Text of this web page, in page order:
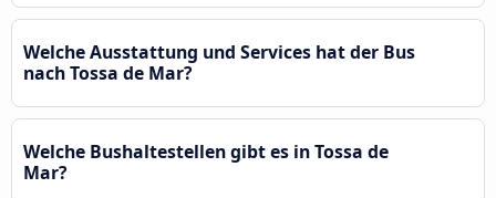
Welche Ausstattung und Services hat der Bus
nach Tossa de Mar?
Welche Bushaltestellen gibt es in Tossa de
Mar?